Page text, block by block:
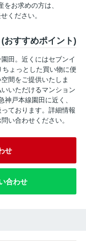
お求めの方は、
ください。
おすすめポイント)
田。近くにはセブンイ
ょっとした買い物に便
間をご提供いたしま
いただけるマンション
戸本線園田に近く、
ております。詳細情報
い合わせください。
せ
合わせ